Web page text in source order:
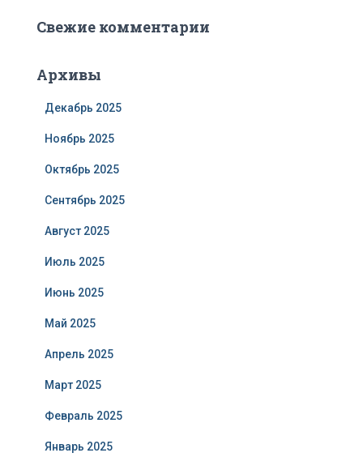
Свежие комментарии
Архивы
Декабрь 2025
Ноябрь 2025
Октябрь 2025
Сентябрь 2025
Август 2025
Июль 2025
Июнь 2025
Май 2025
Апрель 2025
Март 2025
Февраль 2025
Январь 2025